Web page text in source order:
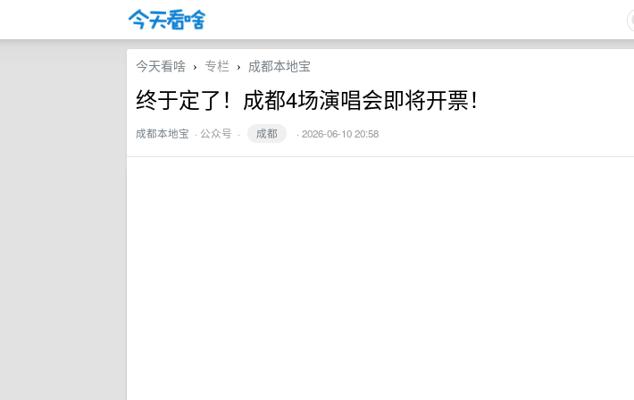
今天看啥 › 专栏 › 成都本地宝
终于定了！成都4场演唱会即将开票！
成都本地宝 · 公众号 · 成都 · 2026-06-10 20:58